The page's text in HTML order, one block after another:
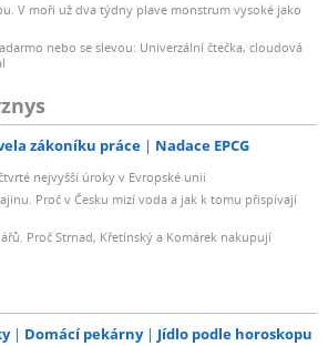
V moři už dva týdny plave monstrum vysoké jako
nebo se slevou: Univerzální čtečka, cloudová
zákoníku práce Nadace EPCG
nejvyšší úroky v Evropské unii
Proč v Česku mizí voda a jak k tomu přispívají
Proč Strnad, Křetínský a Komárek nakupují
Domácí pekárny Jídlo podle horoskopu